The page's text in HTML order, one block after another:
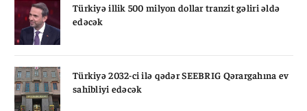
Türkiyə illik 500 milyon dollar tranzit gəliri əldə
edəcək
Türkiyə 2032-ci ilə qədər SEEBRIG Qərargahına ev
sahibliyi edəcək